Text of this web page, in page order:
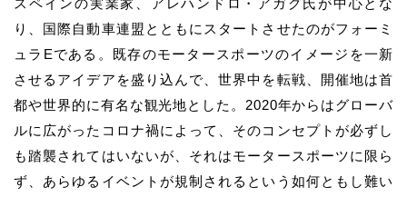
スペインの実業家、アレハンドロ・アガグ氏が中心とな
り、国際自動車連盟とともにスタートさせたのがフォーミ
ュラEである。既存のモータースポーツのイメージを一新
させるアイデアを盛り込んで、世界中を転戦、開催地は首
都や世界的に有名な観光地とした。2020年からはグローバ
ルに広がったコロナ禍によって、そのコンセプトが必ずし
も踏襲されてはいないが、それはモータースポーツに限ら
ず、あらゆるイベントが規制されるという如何ともし難い